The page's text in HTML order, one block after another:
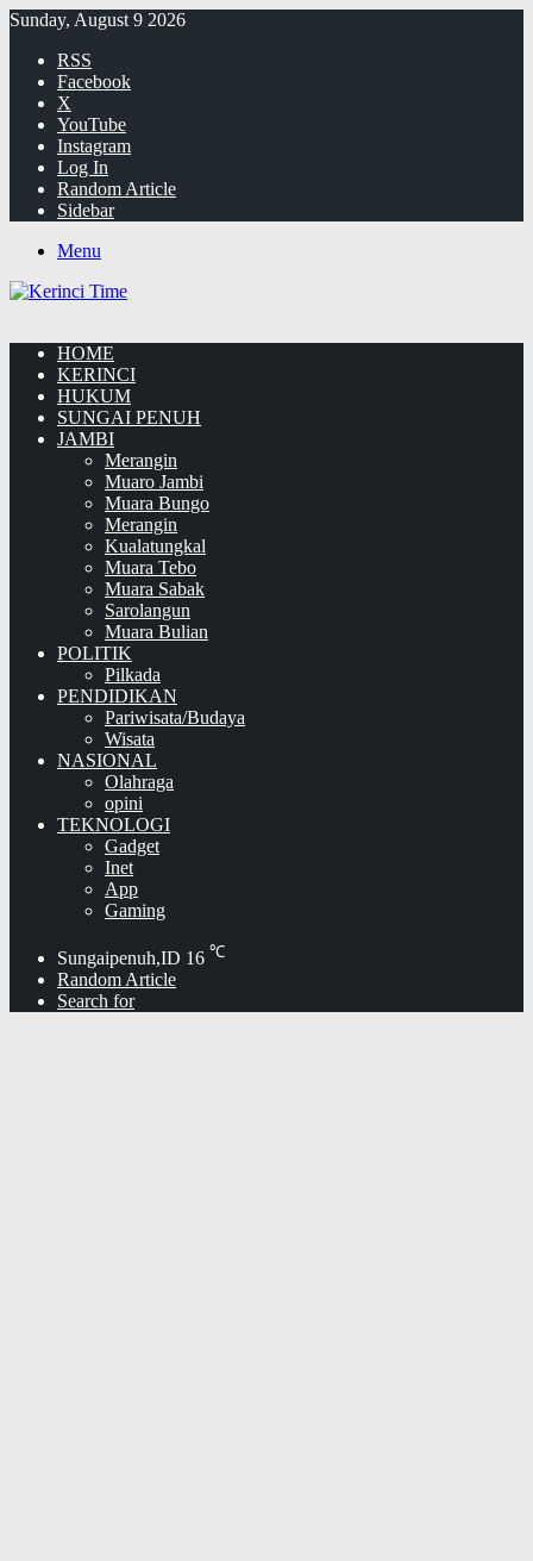
Sunday, August 9 2026
RSS
Facebook
X
YouTube
Instagram
Log In
Random Article
Sidebar
Menu
HOME
KERINCI
HUKUM
SUNGAI PENUH
JAMBI
Merangin
Muaro Jambi
Muara Bungo
Merangin
Kualatungkal
Muara Tebo
Muara Sabak
Sarolangun
Muara Bulian
POLITIK
Pilkada
PENDIDIKAN
Pariwisata/Budaya
Wisata
NASIONAL
Olahraga
opini
TEKNOLOGI
Gadget
Inet
App
Gaming
Sungaipenuh,ID 16 ℃
Random Article
Search for